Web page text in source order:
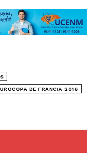
DE FRANCIA 2016